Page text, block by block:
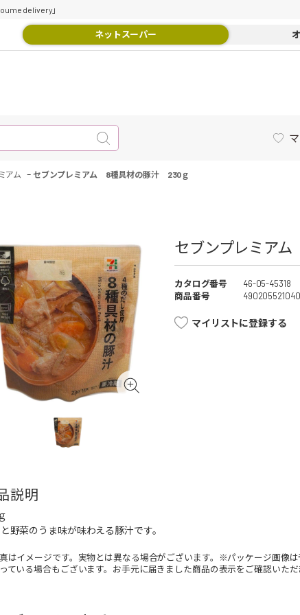
delivery」
ネットスーパー
アム - セブンプレミアム 8種具材の豚汁 230ｇ
セブンプレミア
カタログ番号
46-05-45318
商品番号
マイリストに登録する
説明
野菜のうま味が味わえる豚汁です。
はイメージです。実物とは異なる場合がございます。※パッケージ画像
ている場合もございます。お手元に届きました商品の表示をご確認いただ